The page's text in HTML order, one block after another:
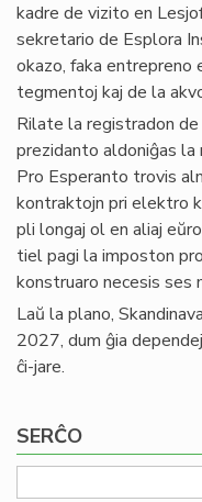
kadre de vizito en
sekretario de Esplora
okazo, faka
tegmentoj kaj de la
Rilate la registradon
prezidanto aldoniĝas
Pro Esperanto trovis
kontraktojn pri elektro
pli longaj ol en aliaj
tiel pagi la imposton
konstruaro necesis ses
Laŭ la plano,
2027, dum ĝia
ĉi-jare.
SERĈO